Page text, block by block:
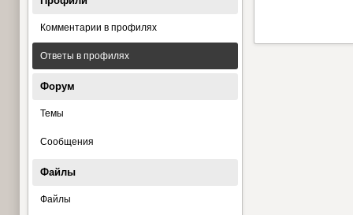
Комментарии в профилях
Ответы в профилях
Форум
Темы
Сообщения
Файлы
Файлы